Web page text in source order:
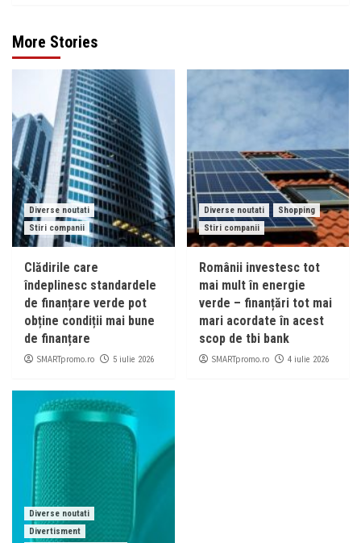
More Stories
Diverse noutati
Stiri companii
Clădirile care
îndeplinesc standardele
de finanțare verde pot
obține condiții mai bune
de finanțare
SMARTpromo.ro 5 iulie 2026
Diverse noutati
Shopping
Stiri companii
Românii investesc tot
mai mult în energie
verde – finanțări tot mai
mari acordate în acest
scop de tbi bank
SMARTpromo.ro 4 iulie 2026
Diverse noutati
Divertisment